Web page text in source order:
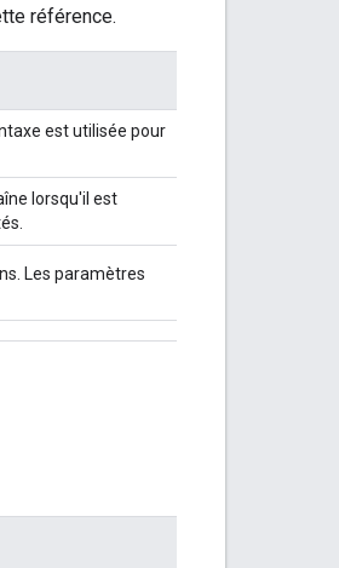
référence.
est utilisée pour
lorsqu'il est
Les paramètres